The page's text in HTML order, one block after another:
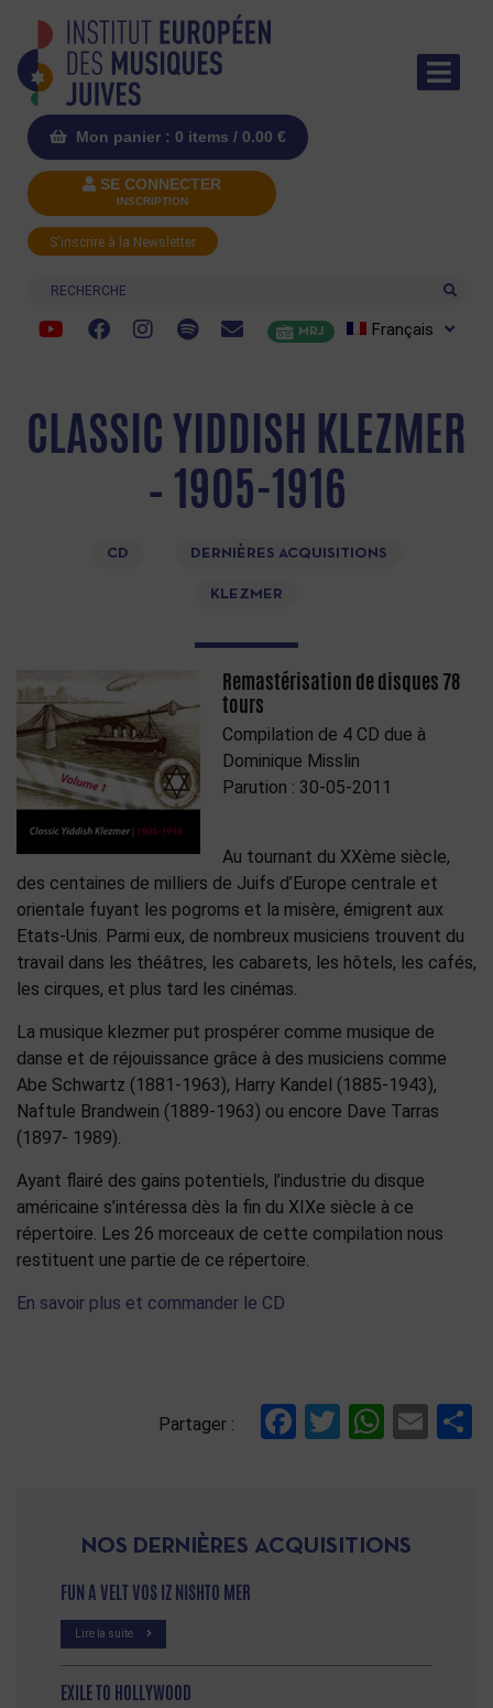
Mon panier : 0 items / 0.00 €
SE CONNECTER
INSCRIPTION
S'inscrire à la Newsletter
Recherche
MRJ Français
CLASSIC YIDDISH KLEZMER
– 1905-1916
CD DERNIÈRES ACQUISITIONS
KLEZMER
Remastérisation de disques 78
tours
Compilation de 4 CD due à
Dominique Misslin
Parution : 30-05-2011
Au tournant du XXème siècle,
des centaines de milliers de Juifs d’Europe centrale et
orientale fuyant les pogroms et la misère, émigrent aux
Etats-Unis. Parmi eux, de nombreux musiciens trouvent du
travail dans les théâtres, les cabarets, les hôtels, les cafés,
les cirques, et plus tard les cinémas.
La musique klezmer put prospérer comme musique de
danse et de réjouissance grâce à des musiciens comme
Abe Schwartz (1881-1963), Harry Kandel (1885-1943),
Naftule Brandwein (1889-1963) ou encore Dave Tarras
(1897- 1989).
Ayant flairé des gains potentiels, l’industrie du disque
américaine s’intéressa dès la fin du XIXe siècle à ce
répertoire. Les 26 morceaux de cette compilation nous
restituent une partie de ce répertoire.
En savoir plus et commander le CD
Partager : Facebook
Twitter
NOS DERNIÈRES ACQUISITIONS
FUN A VELT VOS IZ NISHTO MER
Lire la suite
EXILE TO HOLLYWOOD